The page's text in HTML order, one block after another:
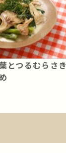
とつるむらさき